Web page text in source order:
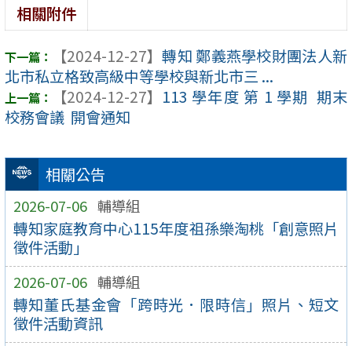
相關公告
2026-07-06 輔導組
轉知家庭教育中心115年度祖孫樂淘桃「創意照片
徵件活動」
2026-07-06 輔導組
轉知董氏基金會「跨時光．限時信」照片、短文
徵件活動資訊
相關附件
【2024-12-27】 轉知 鄭義燕學校財團法人新
北市私立格致高級中等學校與新北市三 ...
【2024-12-27】 113 學年度 第 1 學期 期末
校務會議 開會通知